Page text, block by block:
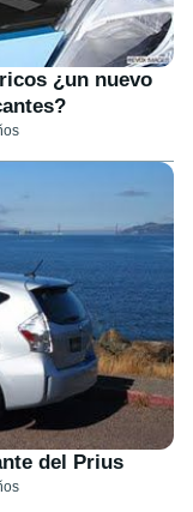
¿un nuevo
del Prius